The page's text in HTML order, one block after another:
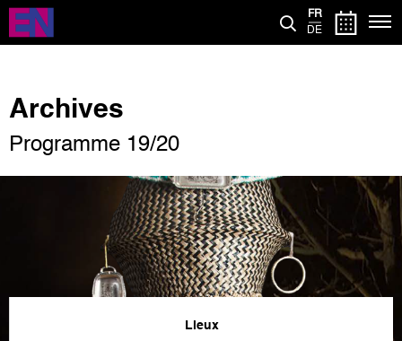
Aller
contenu
FR
DE
Archives
Programme 19/20
Lieux